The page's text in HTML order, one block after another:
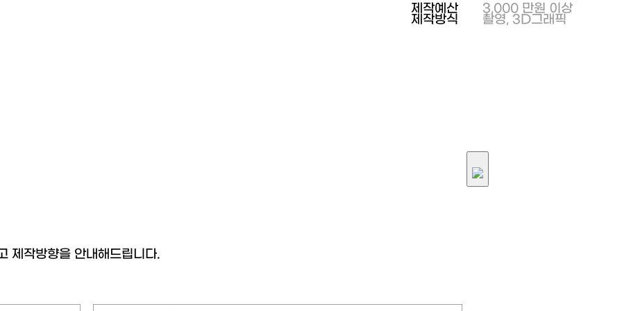
제작방향을 안내해드립니다.
제작예산 3,000 만원 이상
제작방식 촬영, 3D그래픽